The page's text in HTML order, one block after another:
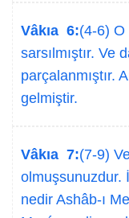
Vâkıa 6:(4-6) O
sarsılmıştır. Ve
parçalanmıştır.
gelmiştir.
Vâkıa 7:(7-9)
olmuşsunuzdur.
nedir Ashâb-ı